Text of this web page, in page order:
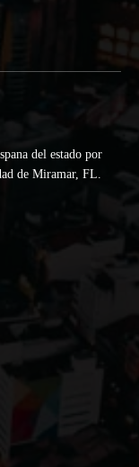
del estado por
de Miramar, FL.